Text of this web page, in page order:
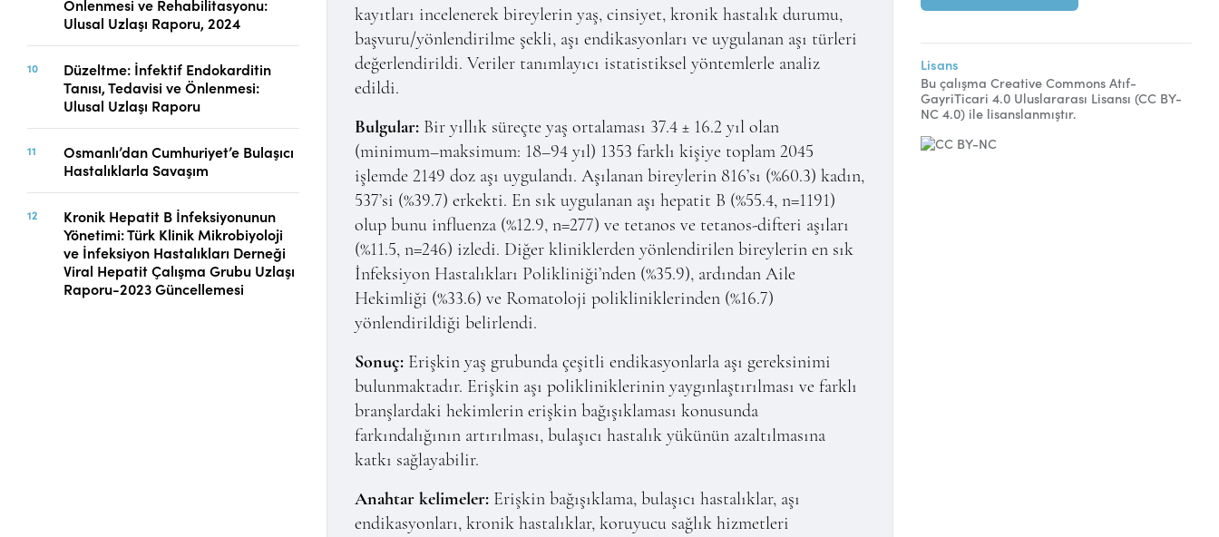
Önlenmesi ve Rehabilitasyonu:
Ulusal Uzlaşı Raporu, 2024
Düzeltme: İnfektif Endokarditin
Tanısı, Tedavisi ve Önlenmesi:
Ulusal Uzlaşı Raporu
Osmanlı’dan Cumhuriyet’e Bulaşıcı
Hastalıklarla Savaşım
Kronik Hepatit B İnfeksiyonunun
Yönetimi: Türk Klinik Mikrobiyoloji
ve İnfeksiyon Hastalıkları Derneği
Viral Hepatit Çalışma Grubu Uzlaşı
Raporu-2023 Güncellemesi
kayıtları incelenerek bireylerin yaş, cinsiyet, kronik hastalık durumu,
başvuru/yönlendirilme şekli, aşı endikasyonları ve uygulanan aşı türleri
değerlendirildi. Veriler tanımlayıcı istatistiksel yöntemlerle analiz
edildi.
Bulgular: Bir yıllık süreçte yaş ortalaması 37.4 ± 16.2 yıl olan
(minimum–maksimum: 18–94 yıl) 1353 farklı kişiye toplam 2045
işlemde 2149 doz aşı uygulandı. Aşılanan bireylerin 816’sı (%60.3) kadın,
537’si (%39.7) erkekti. En sık uygulanan aşı hepatit B (%55.4, n=1191)
olup bunu influenza (%12.9, n=277) ve tetanos ve tetanos-difteri aşıları
(%11.5, n=246) izledi. Diğer kliniklerden yönlendirilen bireylerin en sık
İnfeksiyon Hastalıkları Polikliniği’nden (%35.9), ardından Aile
Hekimliği (%33.6) ve Romatoloji polikliniklerinden (%16.7)
yönlendirildiği belirlendi.
Sonuç: Erişkin yaş grubunda çeşitli endikasyonlarla aşı gereksinimi
bulunmaktadır. Erişkin aşı polikliniklerinin yaygınlaştırılması ve farklı
branşlardaki hekimlerin erişkin bağışıklaması konusunda
farkındalığının artırılması, bulaşıcı hastalık yükünün azaltılmasına
katkı sağlayabilir.
Anahtar kelimeler: Erişkin bağışıklama, bulaşıcı hastalıklar, aşı
endikasyonları, kronik hastalıklar, koruyucu sağlık hizmetleri
Lisans
Bu çalışma Creative Commons Atıf-
GayriTicari 4.0 Uluslararası Lisansı (CC BY-
NC 4.0) ile lisanslanmıştır.